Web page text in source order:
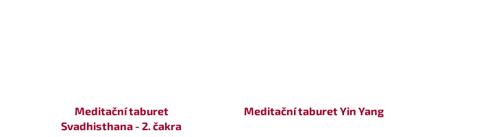
Meditační taburet
Svadhisthana - 2. čakra
Meditační taburet Yin Yang